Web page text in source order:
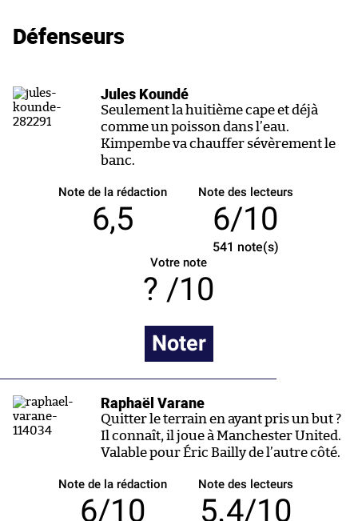
Défenseurs
Jules Koundé
Seulement la huitième cape et déjà
comme un poisson dans l’eau.
Kimpembe va chauffer sévèrement le
banc.
Note de la rédaction
6,5
Note des lecteurs
6/10
541 note(s)
Votre note
/10
Noter
Raphaël Varane
Quitter le terrain en ayant pris un but ?
Il connaît, il joue à Manchester United.
Valable pour Éric Bailly de l’autre côté.
Note de la rédaction
6/10
Note des lecteurs
5.4/10